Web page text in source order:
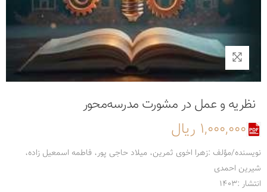
نظریه و عمل در مشورت مدرسه‌محور
1,000,000 ریال
نویسنده/مؤلف :زهرا اخوی ثمرین، میلاد حاجی پور، فاطمه اسمعیل زاده،
شیرین احمدی
انتشار :1403